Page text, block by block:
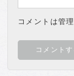
コメントは管